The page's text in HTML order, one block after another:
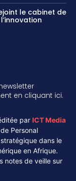
le cabinet de
en cliquant ici.
par ICT Media
Personal
dans le
en Afrique.
notes de veille sur